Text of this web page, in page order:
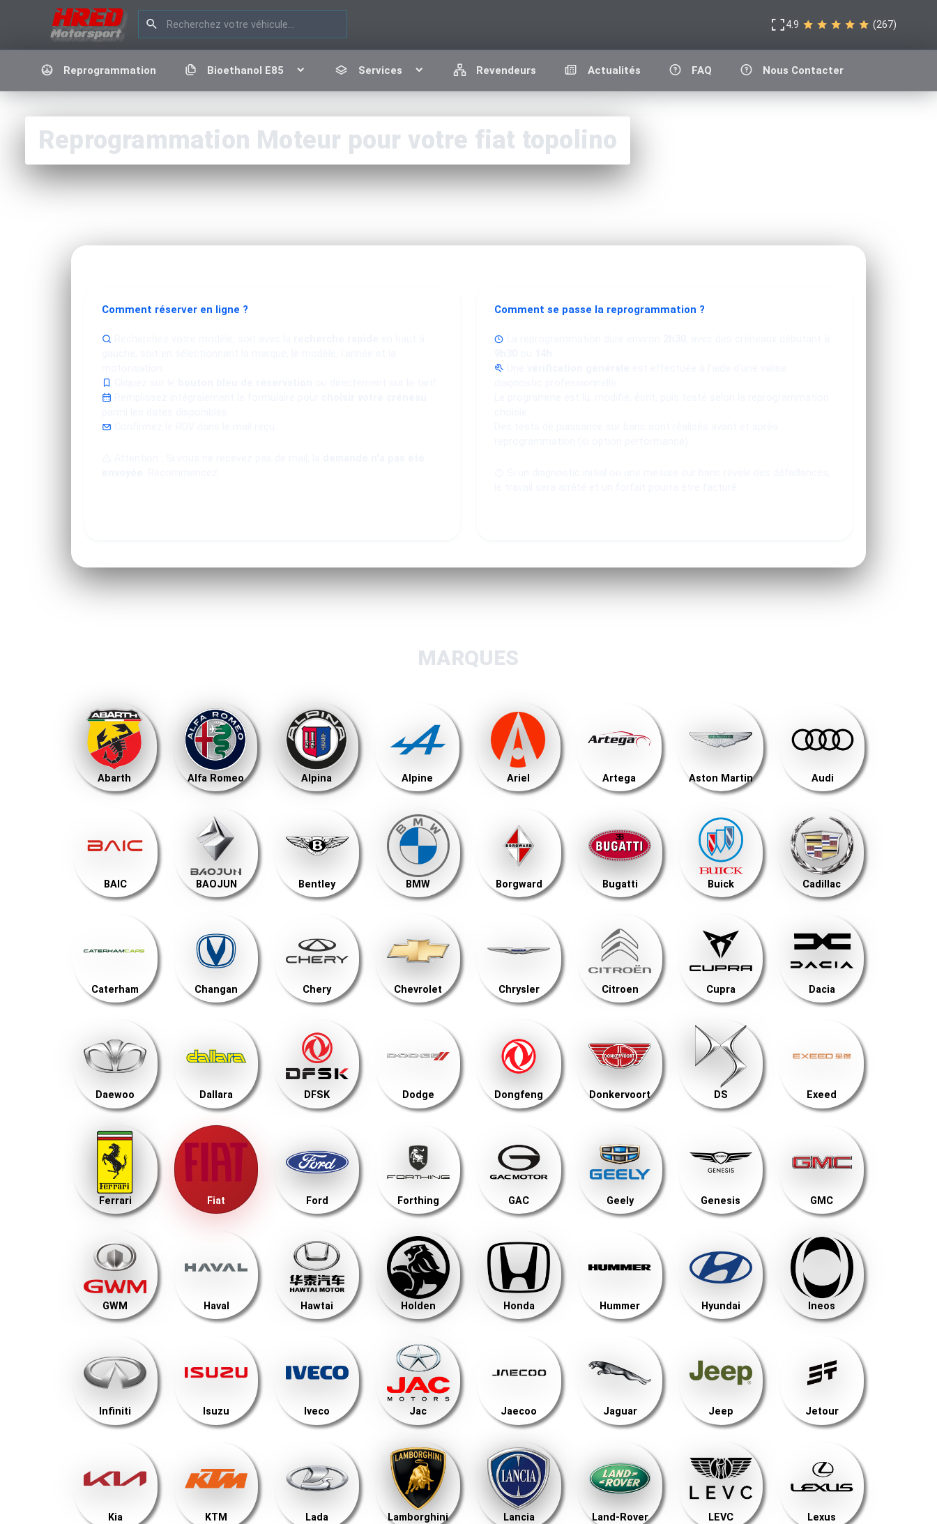
4.9 (267)
Reprogrammation Bioethanol E85 Services Revendeurs Actualités FAQ Nous Contacter
Reprogrammation Moteur pour votre fiat topolino
Comment réserver en ligne ? Comment se passe la reprogrammation ?
MARQUES
Abarth Alfa Romeo Alpina Alpine Ariel Artega Aston Martin Audi
BAIC BAOJUN Bentley BMW Borgward Bugatti Buick Cadillac
Caterham Changan Chery Chevrolet Chrysler Citroen Cupra Dacia
Daewoo Dallara DFSK Dodge Dongfeng Donkervoort DS Exeed
Ferrari Fiat Ford Forthing GAC Geely Genesis GMC
GWM Haval Hawtai Holden Honda Hummer Hyundai Ineos
Infiniti Isuzu Iveco Jac Jaecoo Jaguar Jeep Jetour
Kia KTM Lada Lamborghini Lancia Land-Rover LEVC Lexus